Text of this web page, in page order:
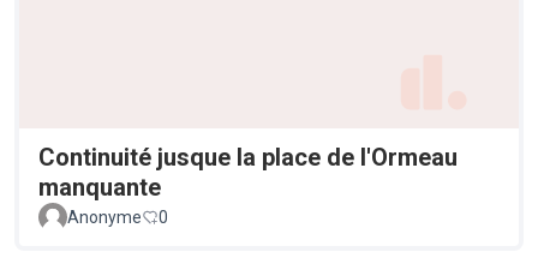
Continuité jusque la place de l'Ormeau
manquante
Anonyme 0